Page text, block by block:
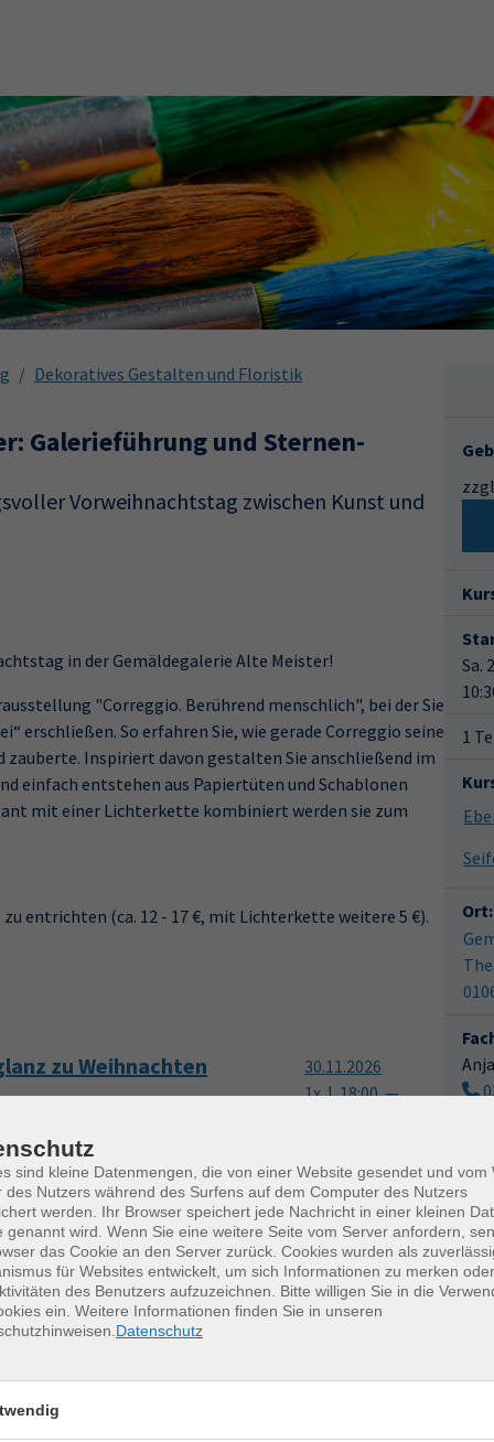
Dekoratives Gestalten und Floristik
Galerieführung und Sternen-
Vorweihnachtstag zwischen Kunst und
in der Gemäldegalerie Alte Meister!
"Correggio. Berührend menschlich", bei der Sie
erschließen. So erfahren Sie, wie gerade Correggio seine
Inspiriert davon gestalten Sie anschließend im
einfach entstehen aus Papiertüten und Schablonen
mit einer Lichterkette kombiniert werden sie zum
entrichten (ca. 12 - 17 €, mit Lichterkette weitere 5 €).
zu Weihnachten
30.11.2026
1x | 18:00 —
20.11.2026
1x | 16:00 —
19:00 Uhr
- Sonderausstellung in den
17.11.2026
1x | 14:30 —
16:45 Uhr
Sa.
1
Ort:
sind kleine Datenmengen, die von einer Website gesendet und vom
des Nutzers während des Surfens auf dem Computer des Nutzers
werden. Ihr Browser speichert jede Nachricht in einer kleinen
genannt wird. Wenn Sie eine weitere Seite vom Server anfordern,
das Cookie an den Server zurück. Cookies wurden als
für Websites entwickelt, um sich Informationen zu merken
des Benutzers aufzuzeichnen. Bitte willigen Sie in die
ein. Weitere Informationen finden Sie in unseren
Datenschutz